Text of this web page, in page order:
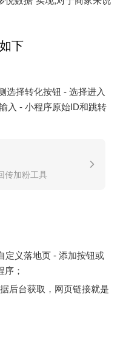
下
选择转化按钮 - 选择进入
入 - 小程序原始ID和跳转
传加粉工具
定义落地页 - 添加按钮或
；
后台获取，网页链接就是